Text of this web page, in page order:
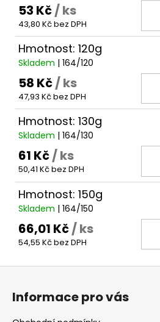
53 Kč/ ks
43,80 Kč bez DPH
Hmotnost: 120g
Skladem | 164/120
58 Kč/ ks
47,93 Kč bez DPH
Hmotnost: 130g
Skladem | 164/130
61 Kč/ ks
50,41 Kč bez DPH
Hmotnost: 150g
Skladem | 164/150
66,01 Kč/ ks
54,55 Kč bez DPH
Z
Informace pro vás